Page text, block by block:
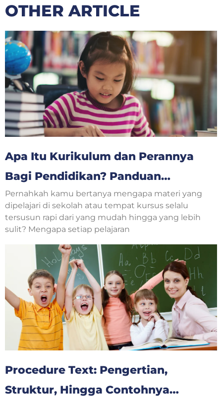
OTHER ARTICLE
Apa Itu Kurikulum dan Perannya
Bagi Pendidikan? Panduan
Lengkap untuk Orang Tua dan
Anak
Pernahkah kamu bertanya mengapa materi yang
dipelajari di sekolah atau tempat kursus selalu
tersusun rapi dari yang mudah hingga yang lebih
sulit? Mengapa setiap pelajaran
Procedure Text: Pengertian,
Struktur, Hingga Contohnya